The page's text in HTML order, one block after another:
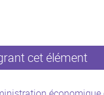
cet élément